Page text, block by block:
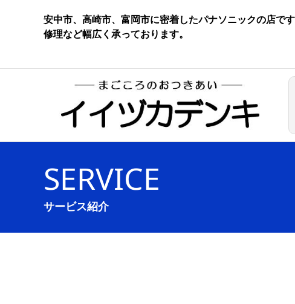
安中市、高崎市、富岡市に密着したパナソニックの店で
修理など幅広く承っております。
SERVICE
サービス紹介